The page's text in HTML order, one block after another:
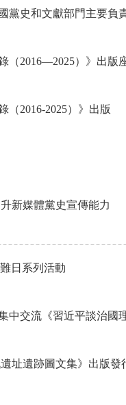
黨史和文獻部門主要負
（2016—2025）》出
（2016-2025）》出版
新媒體黨史宣傳能力
日系列活動
中交流《習近平談治
址遺跡圖文集》出版發